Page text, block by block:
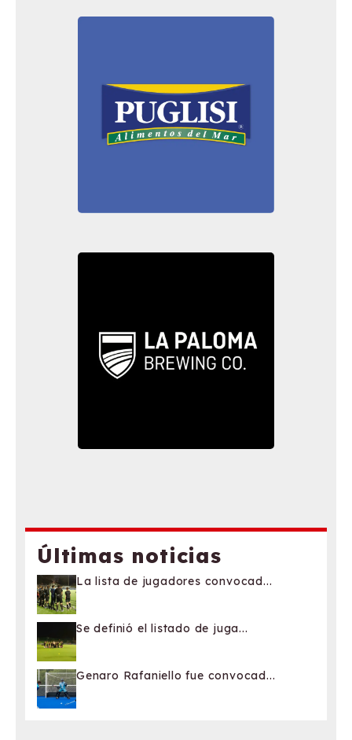
Últimas noticias
La lista de jugadores convocad...
Se definió el listado de juga...
Genaro Rafaniello fue convocad...